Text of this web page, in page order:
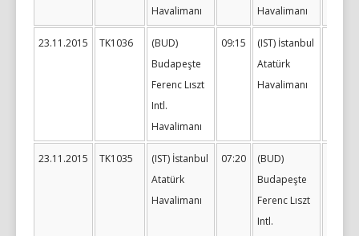
Havalimanı
Havalimanı
23.11.2015 TK1036
(BUD)
Budapeşte
Ferenc Lıszt
Intl.
Havalimanı
09:15
(IST) İstanbul
Atatürk
Havalimanı
23.11.2015 TK1035
(IST) İstanbul
Atatürk
Havalimanı
07:20
(BUD)
Budapeşte
Ferenc Lıszt
Intl.